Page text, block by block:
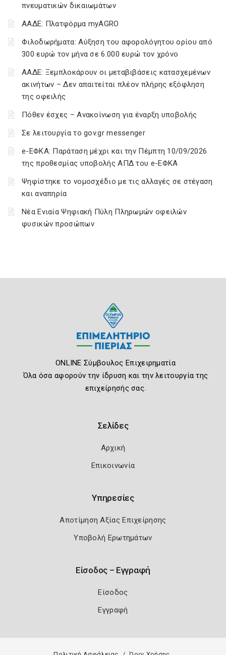
πνευματικών δικαιωμάτων
ΑΑΔΕ: Πλατφόρμα myAGRO
Φιλοδωρήματα: Αύξηση του αφορολόγητου ορίου από
300 ευρώ τον μήνα σε 6.000 ευρώ τον χρόνο
ΑΑΔΕ: Ξεμπλοκάρουν οι μεταβιβάσεις κατασχεμένων
ακινήτων – Δεν απαιτείται πλέον πλήρης εξόφληση
της οφειλής
Πόθεν έσχες – Ανακοίνωση για έναρξη υποβολής
Σε λειτουργία το gov.gr messenger
e-ΕΦΚΑ: Παράταση μέχρι και την Πέμπτη 10/09/2026
της προθεσμίας υποβολής ΑΠΔ του e-ΕΦΚΑ
Ψηφίστηκε το νομοσχέδιο με τις αλλαγές σε στέγαση
και αναπηρία
Νέα Ενιαία Ψηφιακή Πύλη Πληρωμών οφειλών
φυσικών προσώπων
ONLINE Σύμβουλος Επιχειρηματία
Όλα όσα αφορούν την ίδρυση και την λειτουργία της
επιχείρησής σας.
Σελίδες
Αρχική
Επικοινωνία
Υπηρεσίες
Αποτίμηση Αξίας Επιχείρησης
Υποβολή Ερωτημάτων
Είσοδος – Εγγραφή
Είσοδος
Εγγραφή